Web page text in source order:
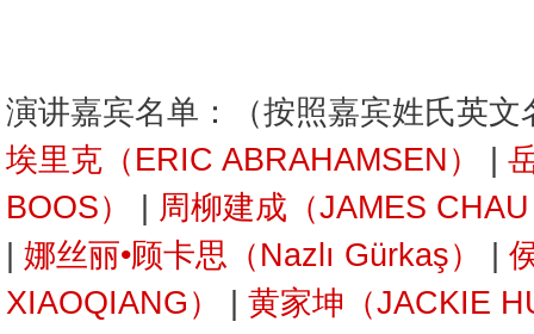
演讲嘉宾名单：（按照嘉宾姓氏英文
埃里克（ERIC ABRAHAMSEN）
BOOS）
周柳建成（JAMES
娜丝丽•顾卡思（Nazlı Gürkaş）
XIAOQIANG）
黄家坤（JACKIE